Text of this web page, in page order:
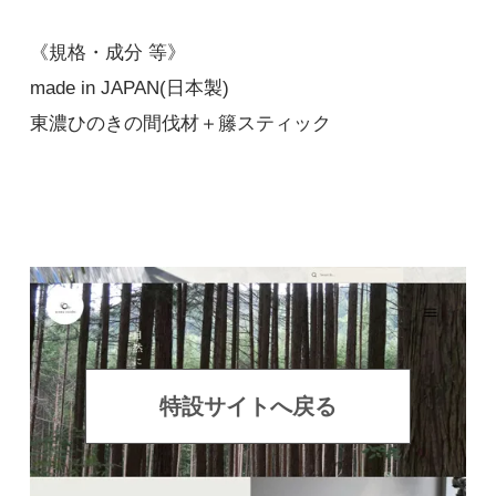
《規格・成分 等》
made in JAPAN(日本製)
東濃ひのきの間伐材＋籐スティック
特設サイトへ戻る